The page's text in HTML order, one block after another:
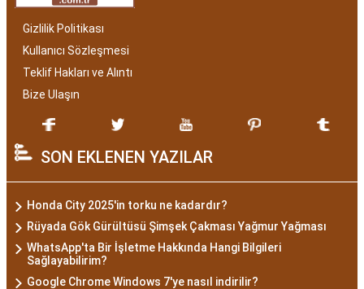
Gizlilik Politikası
Kullanıcı Sözleşmesi
Teklif Hakları ve Alıntı
Bize Ulaşın
SON EKLENEN YAZILAR
Honda City 2025'in torku ne kadardır?
Rüyada Gök Gürültüsü Şimşek Çakması Yağmur Yağması
WhatsApp'ta Bir İşletme Hakkında Hangi Bilgileri
Sağlayabilirim?
Google Chrome Windows 7'ye nasıl indirilir?